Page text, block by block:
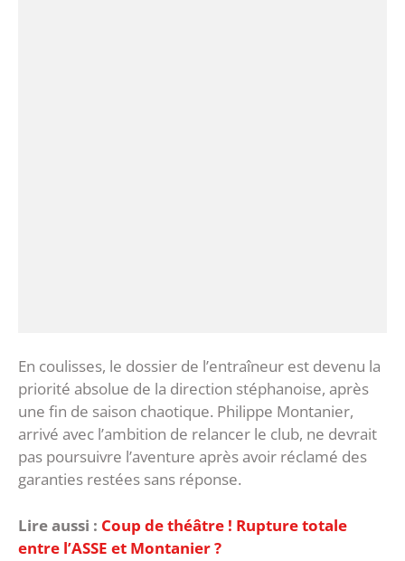
‎En coulisses, le dossier de l’entraîneur est devenu la
priorité absolue de la direction stéphanoise, après
une fin de saison chaotique. Philippe Montanier,
arrivé avec l’ambition de relancer le club, ne devrait
pas poursuivre l’aventure après avoir réclamé des
garanties restées sans réponse.
Lire aussi : Coup de théâtre ! Rupture totale
entre l’ASSE et Montanier ?